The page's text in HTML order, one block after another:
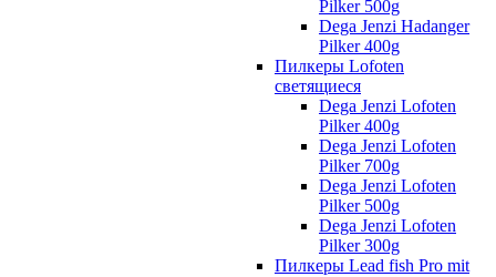
Pilker 500g
Dega Jenzi Hadanger
Pilker 400g
Пилкеры Lofoten
светящиеся
Dega Jenzi Lofoten
Pilker 400g
Dega Jenzi Lofoten
Pilker 700g
Dega Jenzi Lofoten
Pilker 500g
Dega Jenzi Lofoten
Pilker 300g
Пилкеры Lead fish Pro mit